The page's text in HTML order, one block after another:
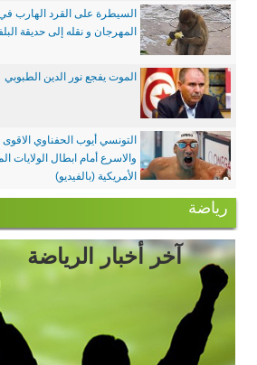
السيطرة على القرد الهارب
المهرجان و نقله إلى حديقة
الموت يفجع نور الدين الطبوبي
التونسي أيوب الحفناوي الاقوى
والاسرع أمام ابطال الولايات
الأمريكية (بالفيديو)
رياضة
آخر أخبار الرياضة